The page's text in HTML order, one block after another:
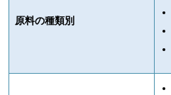
原料の種類別